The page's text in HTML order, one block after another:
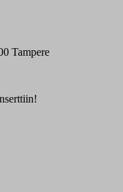
Tampere